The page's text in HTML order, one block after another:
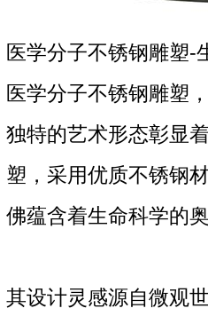
医学分子不锈钢雕塑-
医学分子不锈钢雕塑
独特的艺术形态彰显
塑，采用优质不锈钢
佛蕴含着生命科学的
其设计灵感源自微观